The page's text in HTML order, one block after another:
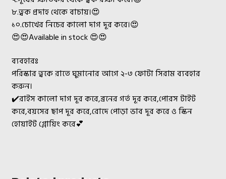
৮.ত্বক প্রদাহ থেকে বাচায়।😍
১০.চোখের নিচের কালো দাগ দূর করে।😍
😍😍Available in stock 😍😍
ব্যবহারঃ
পরিস্কার ত্বকে রাতে ঘুমানোর আগে ২-৩ ফোটা সিরাম ব্যবহার
করুন।
✔️রাইস কালো দাগ দূর করে,ব্রনের গর্ত দূর করে,পোরস টাইট
করে,বয়সের ছাপ দূর করে,রোদে পোড়া ভাব দূর করে ও স্কিন
হোয়াইট গ্লোয়িং করে💕